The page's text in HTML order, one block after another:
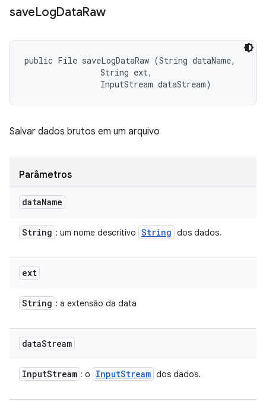
saveLogDataRaw
public File saveLogDataRaw (String dataName,
                String ext,
                InputStream dataStream)
Salvar dados brutos em um arquivo
Parâmetros
dataName
String : um nome descritivo String dos dados.
ext
String : a extensão da data
dataStream
InputStream : o InputStream dos dados.